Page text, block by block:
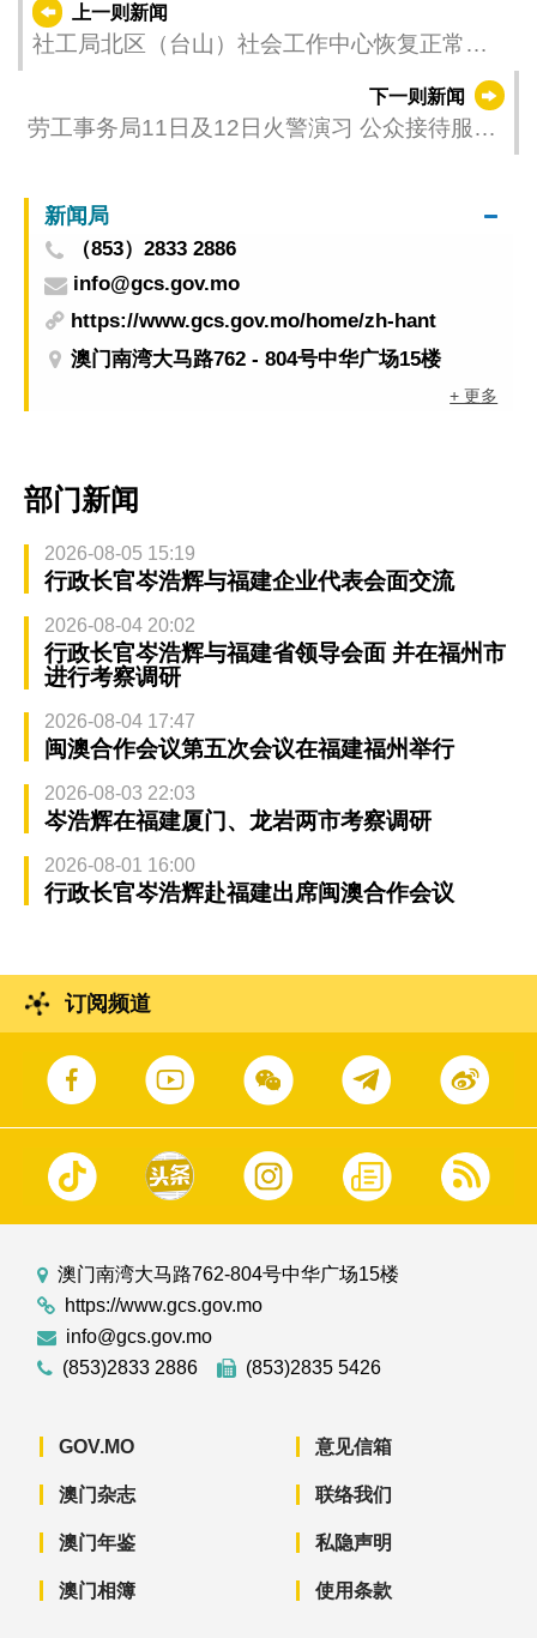
上一则新闻
社工局北区（台山）社会工作中心恢复正常服
下一则新闻
劳工事务局11日及12日火警演习 公众接待服务
新闻局
（853）2833 2886
info@gcs.gov.mo
https://www.gcs.gov.mo/home/zh-hant
澳门南湾大马路762 - 804号中华广场15楼
+ 更多
部门新闻
2026-08-05 15:19
行政长官岑浩辉与福建企业代表会面交流
2026-08-04 20:02
行政长官岑浩辉与福建省领导会面 并在福州市
进行考察调研
2026-08-04 17:47
闽澳合作会议第五次会议在福建福州举行
2026-08-03 22:03
岑浩辉在福建厦门、龙岩两市考察调研
2026-08-01 16:00
行政长官岑浩辉赴福建出席闽澳合作会议
订阅频道
澳门南湾大马路762-804号中华广场15楼
https://www.gcs.gov.mo
info@gcs.gov.mo
(853)2833 2886
(853)2835 5426
GOV.MO
澳门杂志
澳门年鉴
澳门相簿
意见信箱
联络我们
私隐声明
使用条款